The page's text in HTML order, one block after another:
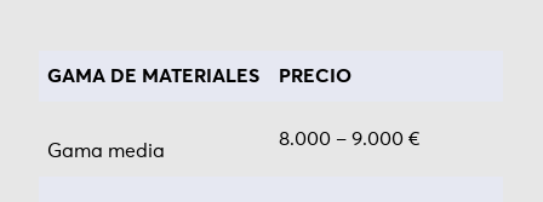
GAMA DE MATERIALES PRECIO
Gama media
8.000 – 9.000 €